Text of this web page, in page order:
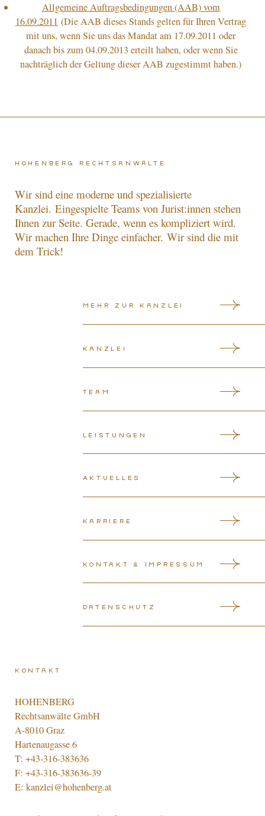
Allgemeine Auftragsbedingungen (AAB) vom
16.09.2011 (Die AAB dieses Stands gelten für Ihren Vertrag
mit uns, wenn Sie uns das Mandat am 17.09.2011 oder
danach bis zum 04.09.2013 erteilt haben, oder wenn Sie
nachträglich der Geltung dieser AAB zugestimmt haben.)
Hohenberg Rechtsanwälte
Wir sind eine moderne und spezialisierte
Kanzlei. Eingespielte Teams von Jurist:innen stehen
Ihnen zur Seite. Gerade, wenn es kompliziert wird.
Wir machen Ihre Dinge einfacher. Wir sind die mit
dem Trick!
Mehr zur Kanzlei
Kanzlei
Team
Leistungen
Aktuelles
Karriere
Kontakt & Impressum
Datenschutz
Kontakt
HOHENBERG
Rechtsanwälte GmbH
A-8010 Graz
Hartenaugasse 6
T:+43-316-383636
F: +43-316-383636-39
E:kanzlei@hohenberg.at